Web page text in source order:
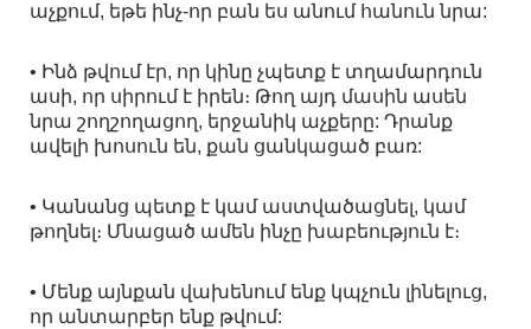
աչքում, եթե ինչ-որ բան ես անում հանուն նրա:
• Ինձ թվում էր, որ կինը չպետք է տղամարդուն
ասի, որ սիրում է իրեն։ Թող այդ մասին ասեն
նրա շողշողացող, երջանիկ աչքերը: Դրանք
ավելի խոսուն են, քան ցանկացած բառ:
• Կանանց պետք է կամ աստվածացնել, կամ
թողնել։ Մնացած ամեն ինչը խաբեություն է։
• Մենք այնքան վախենում ենք կպչուն լինելուց,
որ անտարբեր ենք թվում: